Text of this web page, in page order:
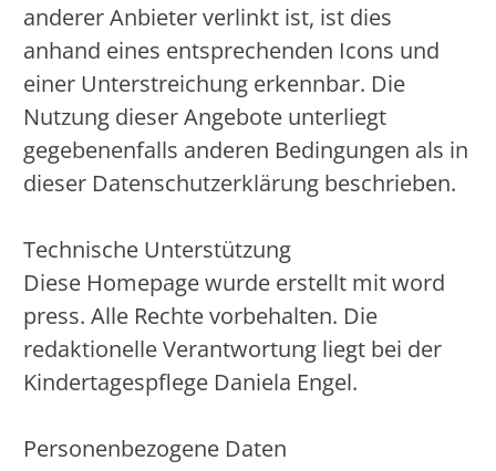
anderer Anbieter verlinkt ist, ist dies
anhand eines entsprechenden Icons und
einer Unterstreichung erkennbar. Die
Nutzung dieser Angebote unterliegt
gegebenenfalls anderen Bedingungen als in
dieser Datenschutzerklärung beschrieben.
Technische Unterstützung
Diese Homepage wurde erstellt mit word
press. Alle Rechte vorbehalten. Die
redaktionelle Verantwortung liegt bei der
Kindertagespflege Daniela Engel.
Personenbezogene Daten